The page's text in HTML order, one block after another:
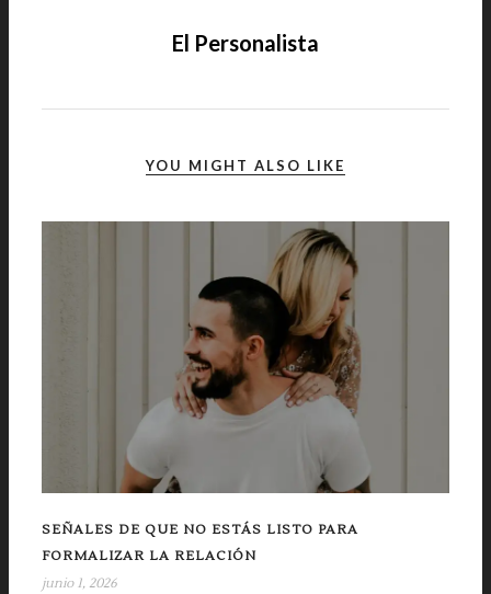
El Personalista
YOU MIGHT ALSO LIKE
SEÑALES DE QUE NO ESTÁS LISTO PARA
FORMALIZAR LA RELACIÓN
junio 1, 2026